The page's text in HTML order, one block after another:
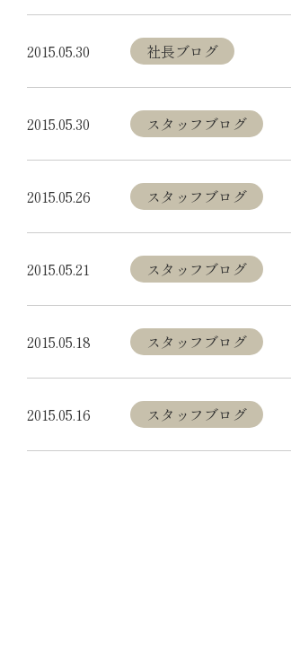
2015.05.30 社長ブログ
2015.05.30 スタッフブログ
2015.05.26 スタッフブログ
2015.05.21 スタッフブログ
2015.05.18 スタッフブログ
2015.05.16 スタッフブログ